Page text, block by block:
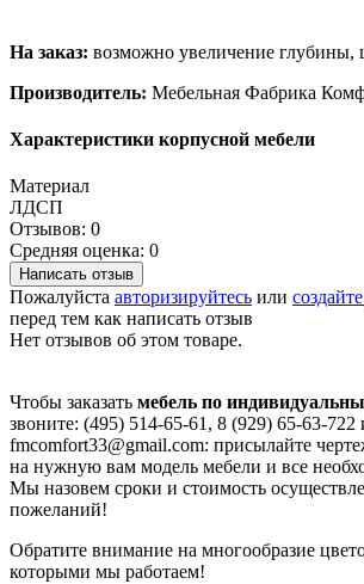
На заказ: возможно увеличение
Производитель: Мебельная Фабрика
Характеристики корпусной мебели
Материал
ЛДСП
Отзывов: 0
Средняя оценка: 0
Написать отзыв
Пожалуйста авторизируйтесь или
перед тем как написать отзыв
Нет отзывов об этом товаре.
Чтобы заказать мебель по
звоните: (495) 514-65-61, 8 (929) 65-63-
fmcomfort33@gmail.com: присылайте
на нужную вам модель мебели и все
Мы назовем сроки и стоимость
пожеланий!
Обратите внимание на многообразие
которыми мы работаем!